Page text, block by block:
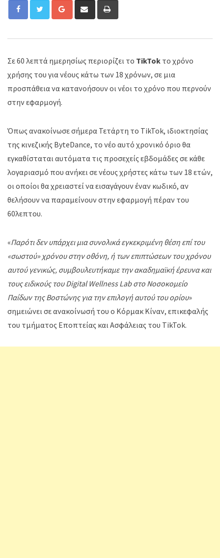
Google+ Share
via
Σε 60 λεπτά ημερησίως περιορίζει το TikTok το χρόνο
χρήσης του για νέους κάτω των 18 χρόνων, σε μια
προσπάθεια να κατανοήσουν οι νέοι το χρόνο που περνούν
στην εφαρμογή.
Όπως ανακοίνωσε σήμερα Τετάρτη το TikTok, ιδιοκτησίας
της κινεζικής ByteDance, το νέο αυτό χρονικό όριο θα
εγκαθίσταται αυτόματα τις προσεχείς εβδομάδες σε κάθε
λογαριασμό που ανήκει σε νέους χρήστες κάτω των 18 ετών,
οι οποίοι θα χρειαστεί να εισαγάγουν έναν κωδικό, αν
θελήσουν να παραμείνουν στην εφαρμογή πέραν του
60λεπτου.
«Παρότι δεν υπάρχει μια συνολικά εγκεκριμένη θέση επί του
«σωστού» χρόνου στην οθόνη, ή των επιπτώσεων του χρόνου
αυτού γενικώς, συμβουλευτήκαμε την ακαδημαϊκή έρευνα και
τους ειδικούς του Digital Wellness Lab στο Νοσοκομείο
Παίδων της Βοστώνης για την επιλογή αυτού του ορίου»
σημειώνει σε ανακοίνωσή του ο Κόρμακ Κίναν, επικεφαλής
του τμήματος Εποπτείας και Ασφάλειας του TikTok.